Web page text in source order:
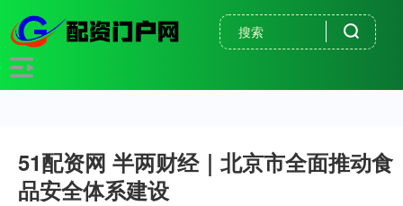
51配资网 半两财经｜北京市全面推动食
品安全体系建设